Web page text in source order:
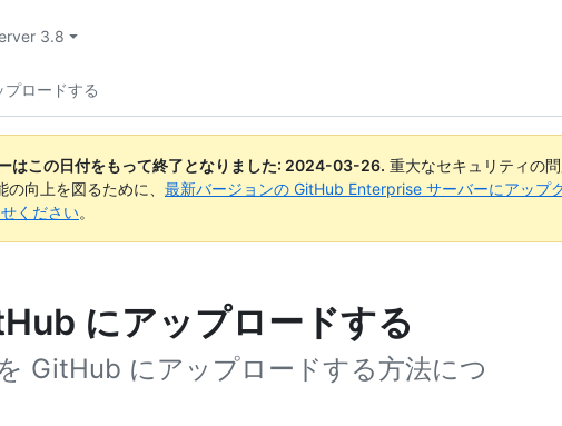
3.8
ロードする
この日付をもって終了となりました: 2024-03-26. 重大なセキュリティの
向上を図るために、 最新バージョンの GitHub Enterprise サーバーにアップ
ください。
にアップロードする
GitHub にアップロードする方法につ